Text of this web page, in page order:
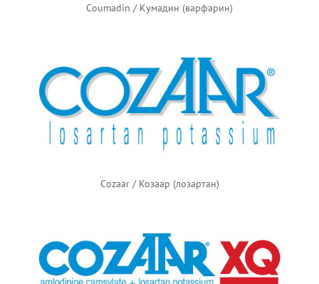
Coumadin / Кумадин (варфарин)
Cozaar / Козаар (лозартан)